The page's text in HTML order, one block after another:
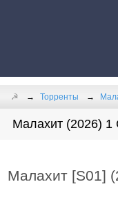
☭ Торренты
Малахит (2026) 1
Малахит [S01]